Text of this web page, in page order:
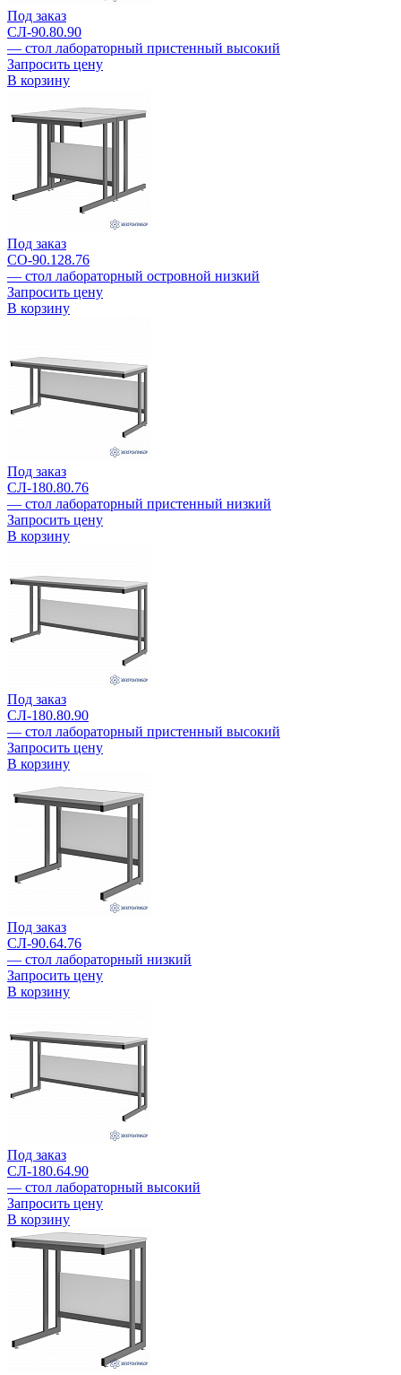
Под заказ
СЛ-90.80.90
— стол лабораторный пристенный высокий
Запросить цену
В корзину
Под заказ
СО-90.128.76
— стол лабораторный островной низкий
Запросить цену
В корзину
Под заказ
СЛ-180.80.76
— стол лабораторный пристенный низкий
Запросить цену
В корзину
Под заказ
СЛ-180.80.90
— стол лабораторный пристенный высокий
Запросить цену
В корзину
Под заказ
СЛ-90.64.76
— стол лабораторный низкий
Запросить цену
В корзину
Под заказ
СЛ-180.64.90
— стол лабораторный высокий
Запросить цену
В корзину